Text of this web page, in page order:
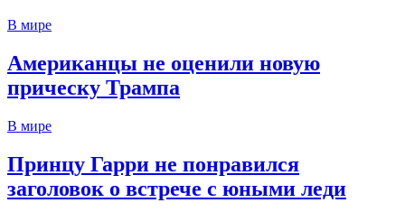
В мире
Американцы не оценили новую
прическу Трампа
В мире
Принцу Гарри не понравился
заголовок о встрече с юными леди